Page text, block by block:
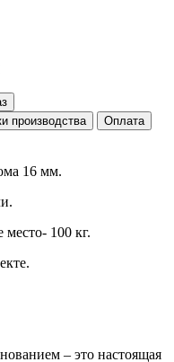
производства
Оплата
16 мм.
место- 100 кг.
– это настоящая